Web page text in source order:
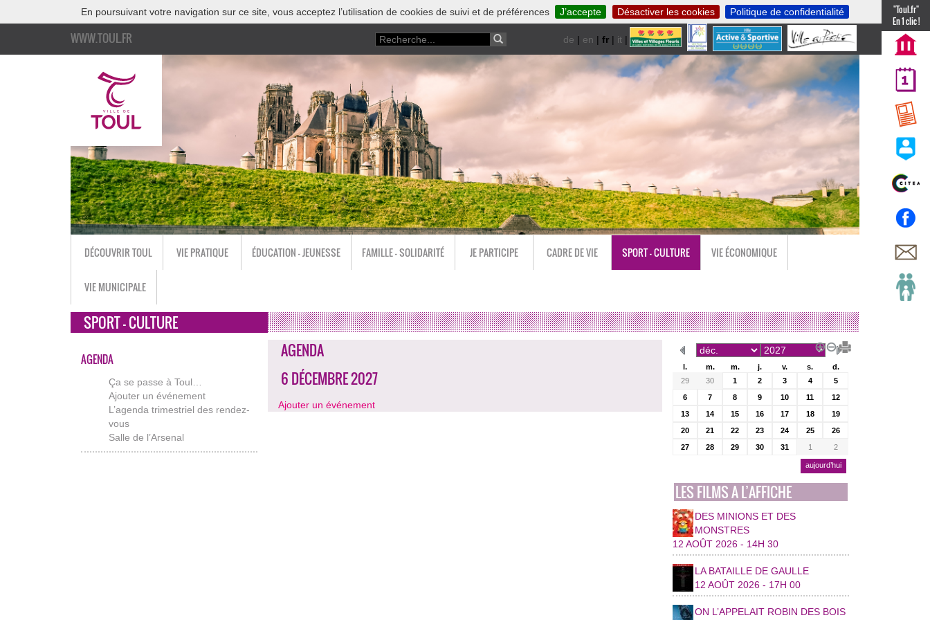
En poursuivant votre navigation sur ce site, vous acceptez l’utilisation de cookies de suivi et de préférences J’accepte Désactiver les cookies Politique de confidentialité
WWW.TOUL.FR de | en | fr | it |nl
"Toul.fr"
En 1 clic !
DÉCOUVRIR TOUL VIE PRATIQUE ÉDUCATION - JEUNESSE FAMILLE - SOLIDARITÉ JE PARTICIPE CADRE DE VIE SPORT - CULTURE VIE ÉCONOMIQUE
VIE MUNICIPALE
SPORT - CULTURE
AGENDA
Ça se passe à Toul…
Ajouter un événement
L’agenda trimestriel des rendez-
vous
Salle de l’Arsenal
AGENDA
6 DÉCEMBRE 2027
Ajouter un événement
l. m. m. j. v. s.
d.
29
30 1 2 3 4
5
6
7 8 9 10 11
12
13
14 15 16 17 18
19
20
21 22 23 24 25
26
27
28 29 30 31 1 2
aujourd’hui
LES FILMS A L’AFFICHE
DES MINIONS ET DES
MONSTRES
12 AOÛT 2026 - 14H 30
LA BATAILLE DE GAULLE
12 AOÛT 2026 - 17H 00
ON L’APPELAIT ROBIN DES BOIS